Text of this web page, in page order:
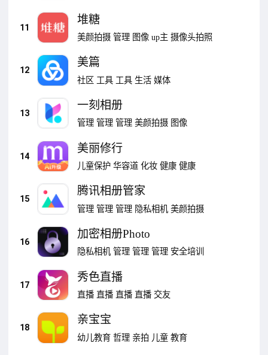
11
堆糖
美颜拍摄 管理 图像 up主 摄像头拍照
12
美篇
社区 工具 工具 生活 媒体
13
一刻相册
管理 管理 管理 美颜拍摄 图像
14
美丽修行
儿童保护 华容道 化妆 健康 健康
15
腾讯相册管家
管理 管理 管理 隐私相机 美颜拍摄
16
加密相册Photo
隐私相机 管理 管理 管理 安全培训
17
秀色直播
直播 直播 直播 直播 交友
18
亲宝宝
幼儿教育 哲理 亲拍 儿童 教育